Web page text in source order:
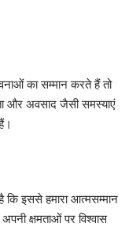
का सम्मान करते हैं तो
और अवसाद जैसी समस्याएं
कि इससे हमारा आत्मसम्मान
क्षमताओं पर विश्वास